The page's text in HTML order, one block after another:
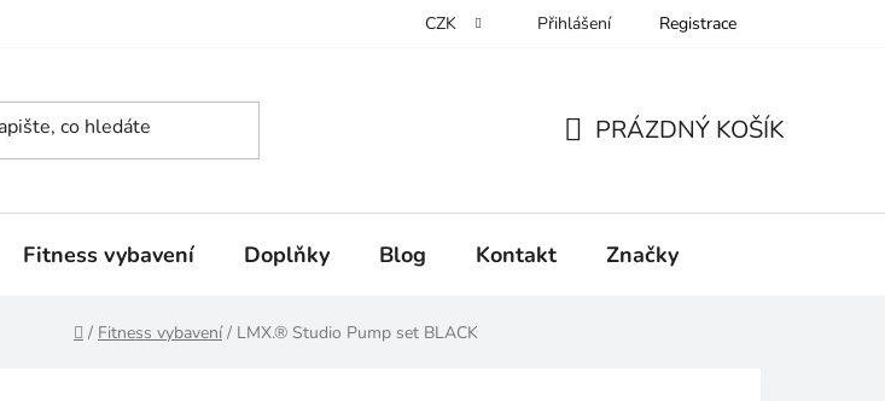
CZK Přihlášení Registrace
KOŠÍK
PRÁZDNÝ KOŠÍK
Fitness vybavení Doplňky Blog Kontakt Značky
Domů
/ Fitness vybavení / LMX.® Studio Pump set BLACK